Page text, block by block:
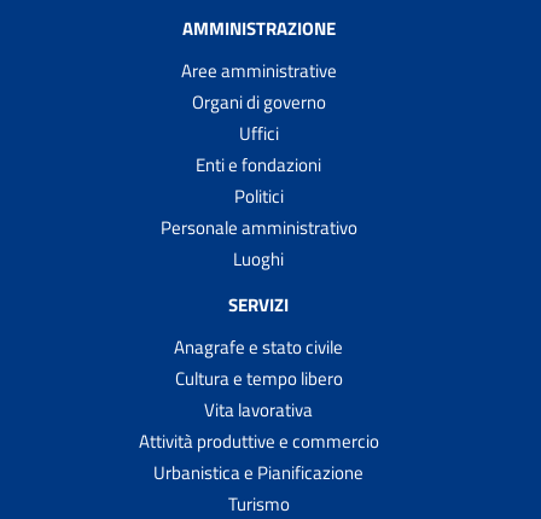
AMMINISTRAZIONE
Aree amministrative
Organi di governo
Uffici
Enti e fondazioni
Politici
Personale amministrativo
Luoghi
SERVIZI
Anagrafe e stato civile
Cultura e tempo libero
Vita lavorativa
Attività produttive e commercio
Urbanistica e Pianificazione
Turismo